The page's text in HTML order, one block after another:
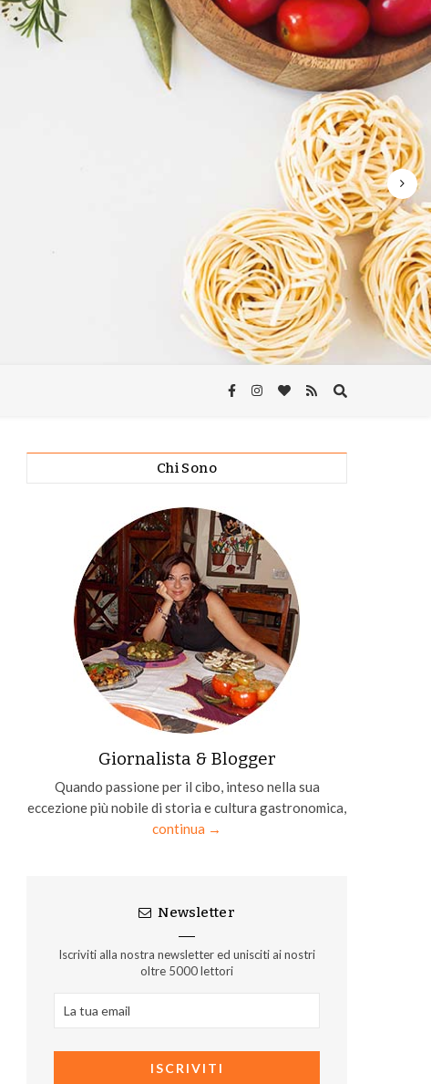
Chi Sono
Giornalista & Blogger
Quando passione per il cibo, inteso nella sua
eccezione più nobile di storia e cultura gastronomica,
continua →
Newsletter
Iscriviti alla nostra newsletter ed unisciti ai nostri
oltre 5000 lettori